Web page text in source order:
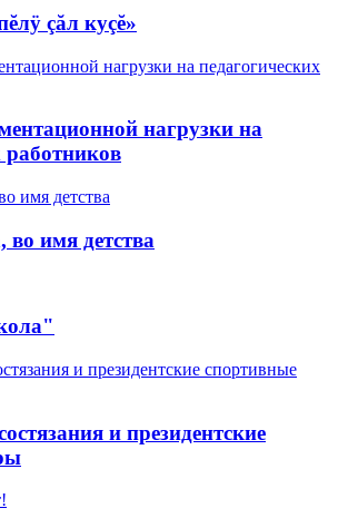
çăл куçĕ»
нагрузки на
работников
во имя детства
и президентские